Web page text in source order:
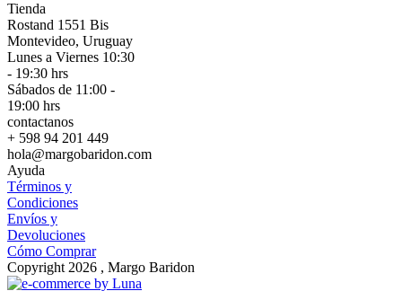
Tienda
Rostand 1551 Bis
Montevideo, Uruguay
Lunes a Viernes 10:30
- 19:30 hrs
Sábados de 11:00 -
19:00 hrs
contactanos
+ 598 94 201 449
hola@margobaridon.com
Ayuda
Términos y
Condiciones
Envíos y
Devoluciones
Cómo Comprar
Copyright 2026 , Margo Baridon